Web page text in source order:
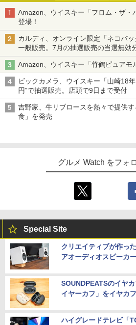
Amazon、ウイスキー「フロム・ザ・
登場！
カルディ、オンライン限定「ネコバ
一般販売。7月の抽選販売の当選無効
Amazon、ウイスキー「竹鶴ピュアモ
ビックカメラ、ウイスキー「山崎18
円”で抽選販売。店頭で9日まで受付
吉野家、牛リブロースを熱々で提供
食」を発売
グルメ Watch をフォ
Special Site
クリエイティブが作っ
アオーディオスピーカ
SOUNDPEATSのイヤ
イヤーカフ」をイヤカ
ハイグレードテレビ「